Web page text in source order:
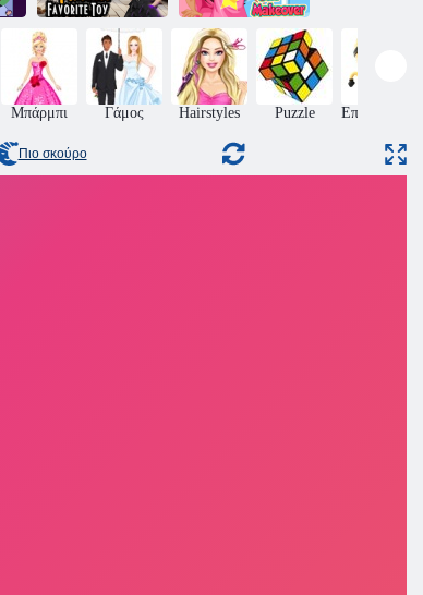
Αγαπημένο
αγαπημένο
παιχνίδι Princess
Princess
Φίλος Κορίτσι
Makeover
Μπάρμπι Γάμος Hairstyles Puzzle Επιδεξιότητα
Πιο σκούρο